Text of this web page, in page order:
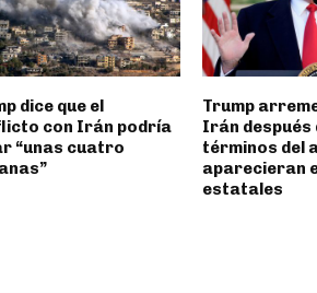
dice que el
con Irán podría
“unas cuatro
Trump
Irán después
términos del
aparecieran
estatales